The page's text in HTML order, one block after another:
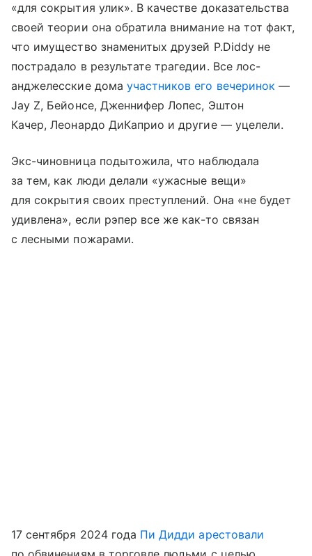
«для сокрытия улик». В качестве доказательства
своей теории она обратила внимание на тот факт,
что имущество знаменитых друзей P.Diddy не
пострадало в результате трагедии. Все лос-
анджелесские дома участников его вечеринок —
Jay Z, Бейонсе, Дженнифер Лопес, Эштон
Качер, Леонардо ДиКаприо и другие — уцелели.
Экс-чиновница подытожила, что наблюдала
за тем, как люди делали «ужасные вещи»
для сокрытия своих преступлений. Она «не будет
удивлена», если рэпер все же как-то связан
с лесными пожарами.
17 сентября 2024 года Пи Дидди арестовали